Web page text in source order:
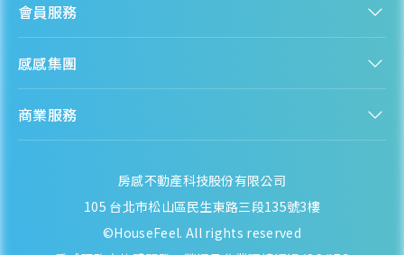
隱私政策
資訊安全政策
聯絡我們
購屋能力試算
熱門區域分析
房產知識庫
會員服務
會員專區
感感集團
房感 HouseFeel
檬檬商城 Lemongrocery
商業服務
房感不動產科技股份有限公司
105 台北市松山區民生東路三段135號3樓
©HouseFeel. All rights reserved